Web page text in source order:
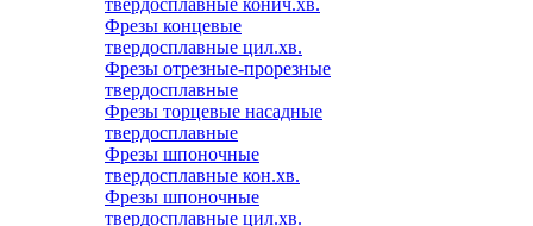
твердосплавные конич.хв.
Фрезы концевые
твердосплавные цил.хв.
Фрезы отрезные-прорезные
твердосплавные
Фрезы торцевые насадные
твердосплавные
Фрезы шпоночные
твердосплавные кон.хв.
Фрезы шпоночные
твердосплавные цил.хв.